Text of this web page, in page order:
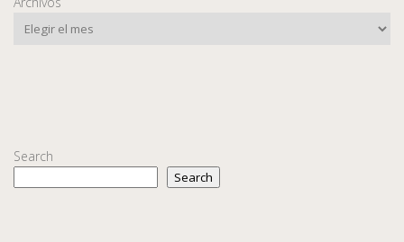
Search
Search